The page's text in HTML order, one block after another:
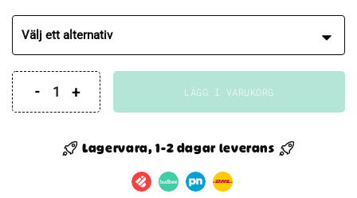
Miss
Tomteklänning
mängd
LÄGG I VARUKORG
Lagervara, 1-2 dagar leverans